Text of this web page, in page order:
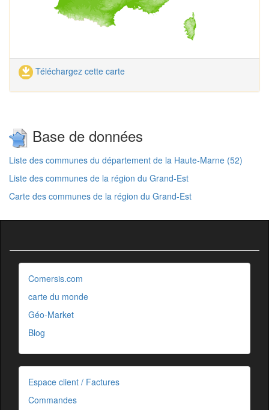
Téléchargez cette carte
Base de données
Liste des communes du département de la Haute-Marne (52)
Liste des communes de la région du Grand-Est
Carte des communes de la région du Grand-Est
Comersis.com
carte du monde
Géo-Market
Blog
Espace client / Factures
Commandes